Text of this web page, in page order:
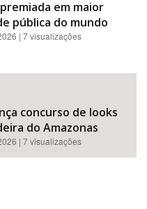
em maior
pública do mundo
| 7 visualizações
concurso de looks
do Amazonas
| 7 visualizações